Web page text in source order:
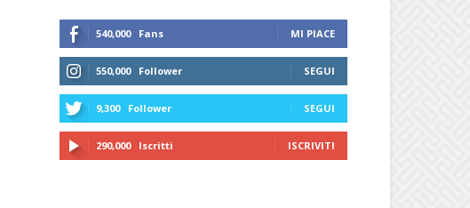
540,000 Fans MI PIACE
550,000 Follower SEGUI
9,300 Follower SEGUI
290,000 Iscritti ISCRIVITI